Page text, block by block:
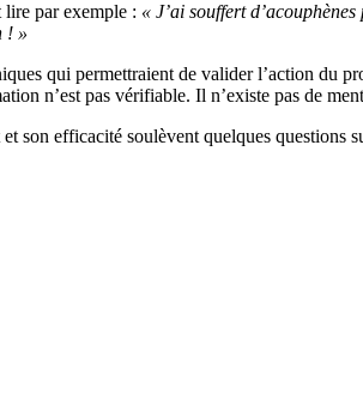
lire par exemple : « J’ai souffert
! »
qui permettraient de valider l’action du
n’est pas vérifiable. Il n’existe pas de
son efficacité soulèvent quelques questions